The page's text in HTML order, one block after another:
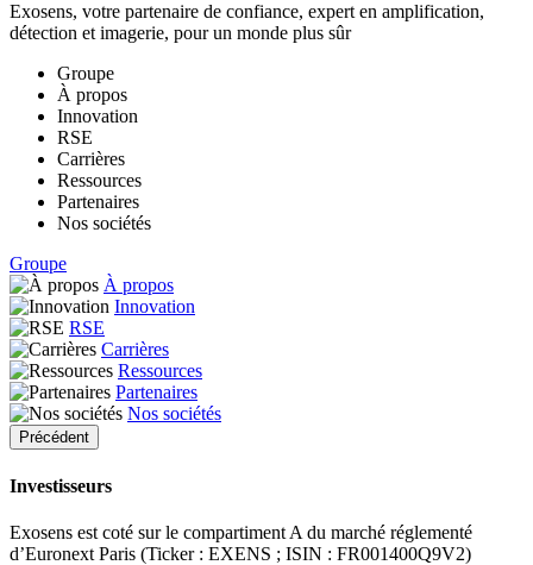
Exosens, votre partenaire de confiance, expert en amplification,
détection et imagerie, pour un monde plus sûr
Groupe
À propos
Innovation
RSE
Carrières
Ressources
Partenaires
Nos sociétés
Groupe
À propos
Innovation
RSE
Carrières
Ressources
Partenaires
Nos sociétés
Précédent
Investisseurs
Exosens est coté sur le compartiment A du marché réglementé
d’Euronext Paris (Ticker : EXENS ; ISIN : FR001400Q9V2)